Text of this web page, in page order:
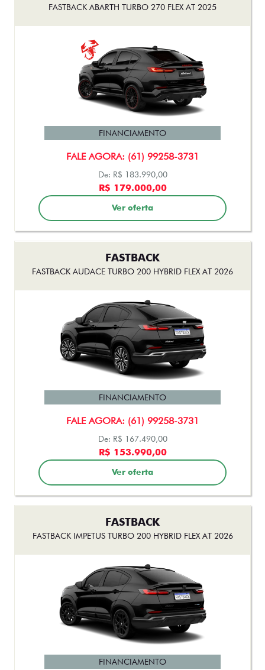
FASTBACK ABARTH TURBO 270 FLEX AT 2025
FALE AGORA: (61) 99258-3731
FINANCIAMENTO
De: R$ 183.990,00
R$ 179.000,00
Ver oferta
FASTBACK
FASTBACK AUDACE TURBO 200 HYBRID FLEX AT 2026
FALE AGORA: (61) 99258-3731
FINANCIAMENTO
De: R$ 167.490,00
R$ 153.990,00
Ver oferta
FASTBACK
FASTBACK IMPETUS TURBO 200 HYBRID FLEX AT 2026
FINANCIAMENTO